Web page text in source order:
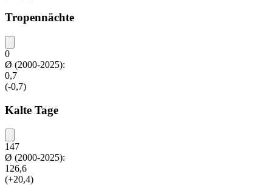
Tropennächte
0
Ø (2000-2025):
0,7
(-0,7)
Kalte Tage
147
Ø (2000-2025):
126,6
(+20,4)